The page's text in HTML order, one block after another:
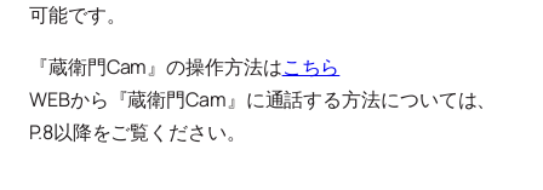
可能です。
『蔵衛門Cam』の操作方法はこちら
WEBから『蔵衛門Cam』に通話する方法については、
P.8以降をご覧ください。